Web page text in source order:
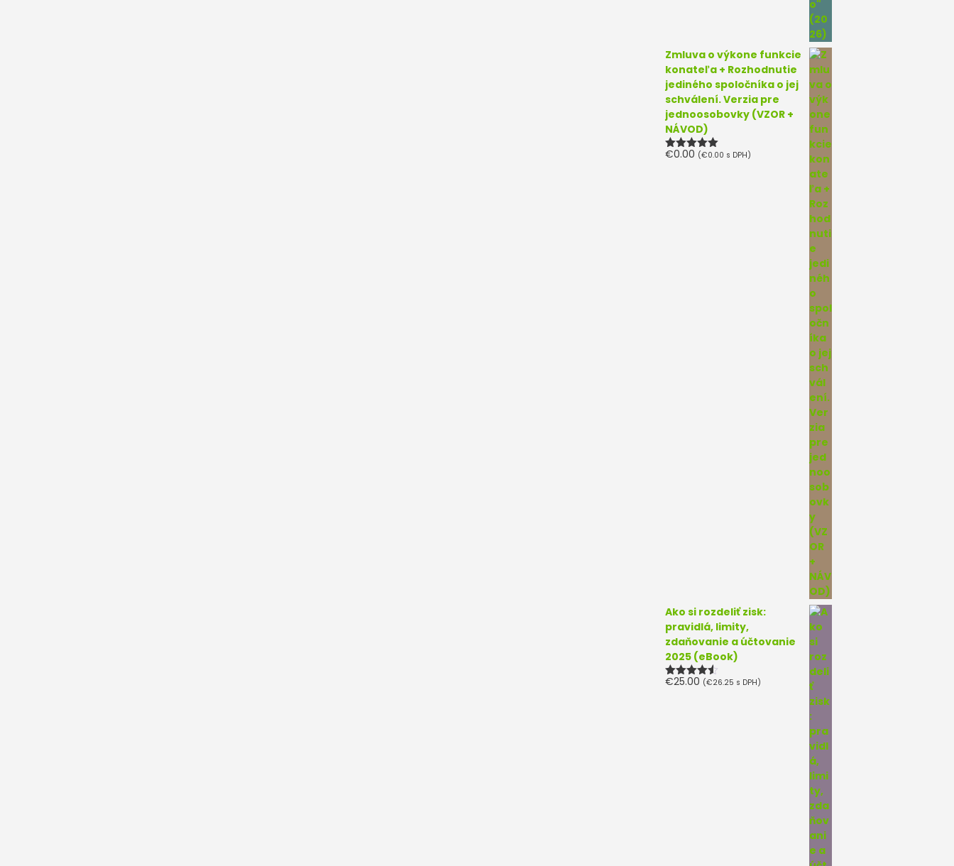
Zmluva o výkone funkcie
konateľa + Rozhodnutie
jediného spoločníka o jej
schválení. Verzia pre
jednoosobovky (VZOR +
NÁVOD)
Hodnotenie
€0.00 (€0.00 s DPH)
Ako si rozdeliť zisk:
pravidlá, limity,
zdaňovanie a účtovanie
2025 (eBook)
Hodnotenie
€25.00 (€26.25 s DPH)